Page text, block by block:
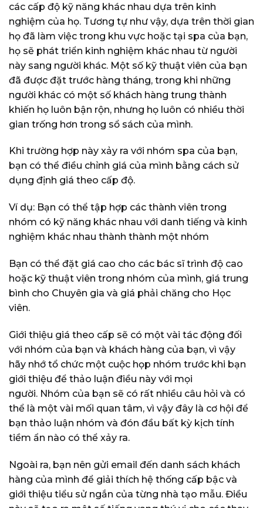
các cấp độ kỹ năng khác nhau dựa trên kinh
nghiệm của họ. Tương tự như vậy, dựa trên thời gian
họ đã làm việc trong khu vực hoặc tại spa của bạn,
họ sẽ phát triển kinh nghiệm khác nhau từ người
này sang người khác. Một số kỹ thuật viên của bạn
đã được đặt trước hàng tháng, trong khi những
người khác có một số khách hàng trung thành
khiến họ luôn bận rộn, nhưng họ luôn có nhiều thời
gian trống hơn trong sổ sách của mình.
Khi trường hợp này xảy ra với nhóm spa của bạn,
bạn có thể điều chỉnh giá của mình bằng cách sử
dụng định giá theo cấp độ.
Ví dụ: Bạn có thể tập hợp các thành viên trong
nhóm có kỹ năng khác nhau với danh tiếng và kinh
nghiệm khác nhau thành thành một nhóm
Bạn có thể đặt giá cao cho các bác sĩ trình độ cao
hoặc kỹ thuật viên trong nhóm của mình, giá trung
bình cho Chuyên gia và giá phải chăng cho Học
viên.
Giới thiệu giá theo cấp sẽ có một vài tác động đối
với nhóm của bạn và khách hàng của bạn, vì vậy
hãy nhớ tổ chức một cuộc họp nhóm trước khi bạn
giới thiệu để thảo luận điều này với mọi
người. Nhóm của bạn sẽ có rất nhiều câu hỏi và có
thể là một vài mối quan tâm, vì vậy đây là cơ hội để
bạn thảo luận nhóm và đón đầu bất kỳ kịch tính
tiềm ẩn nào có thể xảy ra.
Ngoài ra, bạn nên gửi email đến danh sách khách
hàng của mình để giải thích hệ thống cấp bậc và
giới thiệu tiểu sử ngắn của từng nhà tạo mẫu. Điều